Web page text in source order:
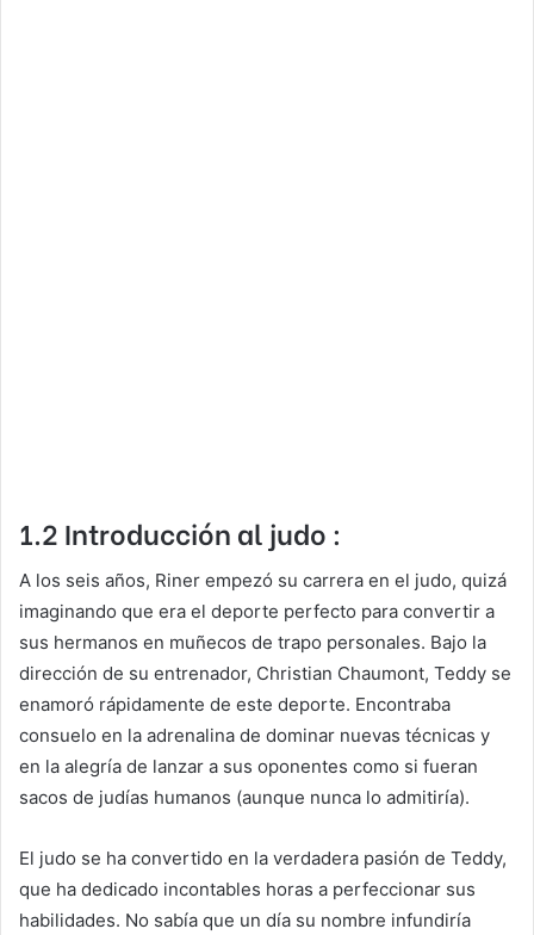
1.2 Introducción al judo :
A los seis años, Riner empezó su carrera en el judo, quizá
imaginando que era el deporte perfecto para convertir a
sus hermanos en muñecos de trapo personales. Bajo la
dirección de su entrenador, Christian Chaumont, Teddy se
enamoró rápidamente de este deporte. Encontraba
consuelo en la adrenalina de dominar nuevas técnicas y
en la alegría de lanzar a sus oponentes como si fueran
sacos de judías humanos (aunque nunca lo admitiría).
El judo se ha convertido en la verdadera pasión de Teddy,
que ha dedicado incontables horas a perfeccionar sus
habilidades. No sabía que un día su nombre infundiría